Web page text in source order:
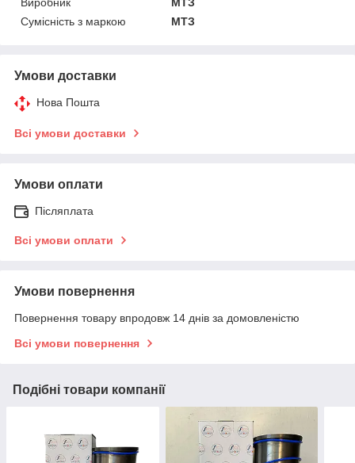
Сумісність з маркою
МТЗ
Умови доставки
Нова Пошта
Всі умови доставки
Умови оплати
Післяплата
Всі умови оплати
Умови повернення
Повернення товару впродовж 14 днів за домовленістю
Всі умови повернення
Подібні товари компанії